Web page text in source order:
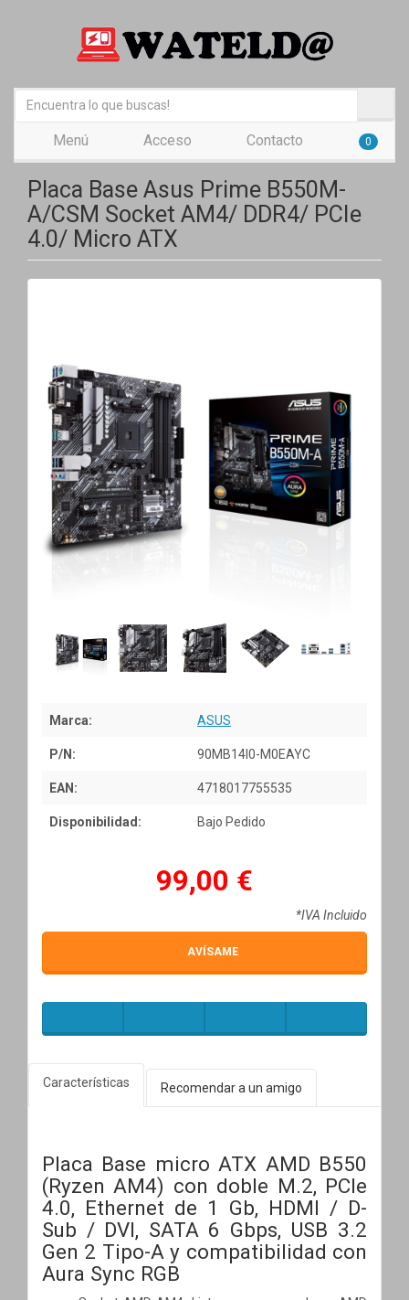
Menú Acceso Contacto 0
Placa Base Asus Prime B550M-
A/CSM Socket AM4/ DDR4/ PCIe
4.0/ Micro ATX
Marca: ASUS
P/N: 90MB14I0-M0EAYC
EAN: 4718017755535
Disponibilidad: Bajo Pedido
99,00 €
*IVA Incluido
AVÍSAME
Características Recomendar a un amigo
Placa Base micro ATX AMD B550
(Ryzen AM4) con doble M.2, PCIe
4.0, Ethernet de 1 Gb, HDMI / D-
Sub / DVI, SATA 6 Gbps, USB 3.2
Gen 2 Tipo-A y compatibilidad con
Aura Sync RGB